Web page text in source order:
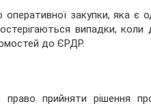
закупки, яка є
випадки, коли
до ЄРДР.
прийняти рішення